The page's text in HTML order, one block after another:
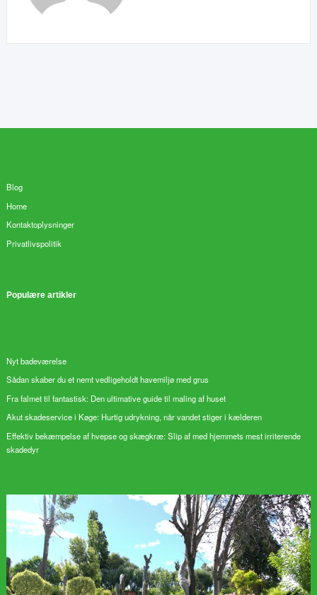
Blog
Home
Kontaktoplysninger
Privatlivspolitik
Populære artikler
Nyt badeværelse
Sådan skaber du et nemt vedligeholdt havemiljø med grus
Fra falmet til fantastisk: Den ultimative guide til maling af huset
Akut skadeservice i Køge: Hurtig udrykning, når vandet stiger i kælderen
Effektiv bekæmpelse af hvepse og skægkræ: Slip af med hjemmets mest irriterende
skadedyr